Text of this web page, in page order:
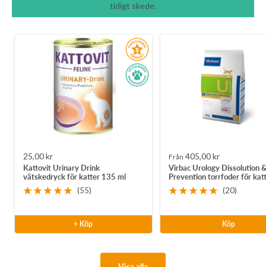
tidigt skede.
Rea-
pris
25,00 kr
Kattovit Urinary Drink
vätskedryck för katter 135 ml
(55)
+ Köp
Rea-
pris
Från 405,00 kr
Virbac Urology Dissolution &
Prevention torrfoder för katt
(20)
Köp